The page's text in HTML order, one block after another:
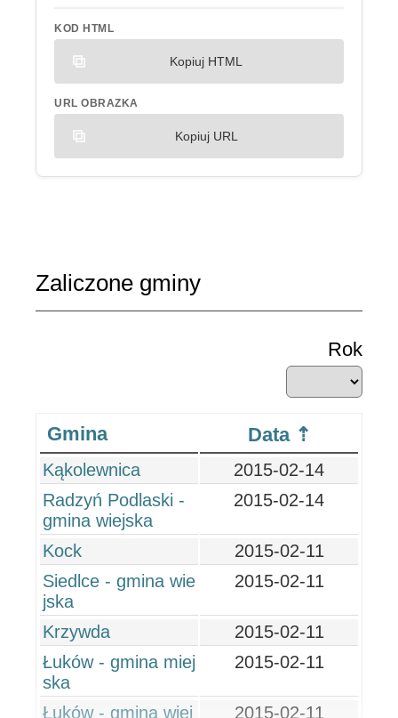
KOD HTML
Kopiuj HTML
URL OBRAZKA
Kopiuj URL
Zaliczone gminy
Rok
Gmina Data
Kąkolewnica
2015-02-14
Radzyń Podlaski -
gmina wiejska
2015-02-14
Kock
2015-02-11
Siedlce - gmina wie
jska
2015-02-11
Krzywda
2015-02-11
Łuków - gmina miej
ska
2015-02-11
Łuków - gmina wiej 2015-02-11